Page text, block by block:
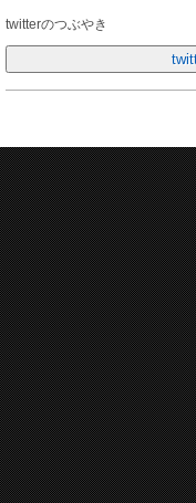
twitterのつぶやき